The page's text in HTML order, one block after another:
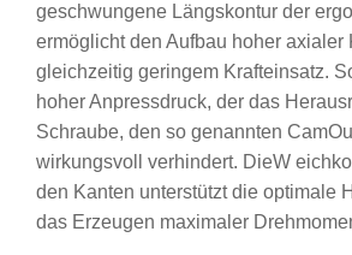
geschwungene Längskontur der
ermöglicht den Aufbau hoher axialer
gleichzeitig geringem Krafteinsatz.
hoher Anpressdruck, der das
Schraube, den so genannten
wirkungsvoll verhindert. DieW
den Kanten unterstützt die optimale
das Erzeugen maximaler